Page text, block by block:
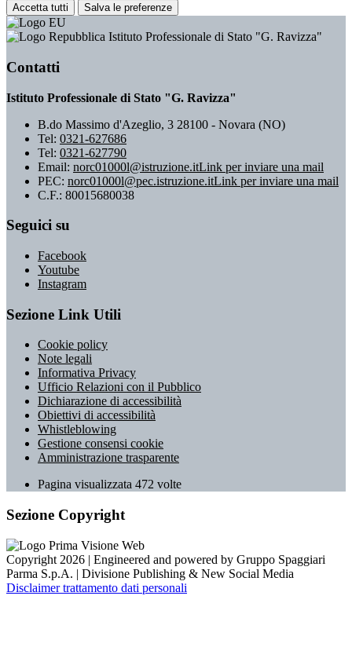
Accetta tutti Salva le preferenze
Istituto Professionale di Stato "G. Ravizza"
Contatti
Istituto Professionale di Stato "G. Ravizza"
B.do Massimo d'Azeglio, 3 28100 - Novara (NO)
Tel: 0321-627686
Tel: 0321-627790
Email: norc01000l@istruzione.itLink per inviare una mail
PEC: norc01000l@pec.istruzione.itLink per inviare una mail
C.F.: 80015680038
Seguici su
Facebook
Youtube
Instagram
Sezione Link Utili
Cookie policy
Note legali
Informativa Privacy
Ufficio Relazioni con il Pubblico
Dichiarazione di accessibilità
Obiettivi di accessibilità
Whistleblowing
Gestione consensi cookie
Amministrazione trasparente
Pagina visualizzata 472 volte
Sezione Copyright
Copyright 2026 | Engineered and powered by Gruppo Spaggiari
Parma S.p.A. | Divisione Publishing & New Social Media
Disclaimer trattamento dati personali